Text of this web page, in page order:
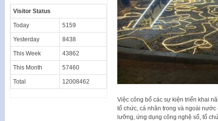
Việc công bố các sự kiện triển khai
tổ chức, cá nhân trong và ngoài
lưỡng, ứng dụng công nghệ số, tổ
Visitor Status
Today 5159
Yesterday 8438
This Week 43862
This Month 57460
Total 12008462